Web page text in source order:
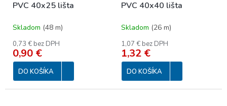
PVC 40x25 lišta
Skladom (48 m)
0,73 € bez DPH
0,90 €
DO KOŠÍKA
PVC 40x40 lišta
Skladom (26 m)
1,07 € bez DPH
1,32 €
DO KOŠÍKA